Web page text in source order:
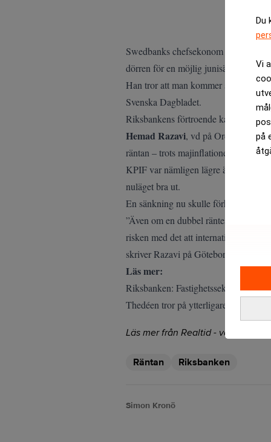
Du
Vi
på
Swedbanks chefsekonom
dörren för en möjlig junisänkning.
Han tror att man kommer se tillbaka
Svenska Dagbladet.
Riksbankens förtroende kan skadas
Hemad Razavi, vd på Ordna bolån,
räntan – trots majinflationen.
KPIF var nämligen lägre än
nuläget bra ut.
En sänkning nu skulle förhindra
”Även om en dubbel räntesänkning
risken med det att internationella
skriver Razavi på Göteborgs-Postens
Läs mer:
Riksbanken: Fastighetssektorns
Thedéen tror på ytterligare två
Läs mer från Realtid - vårt
Räntan Riksbanken
Simon Kronö